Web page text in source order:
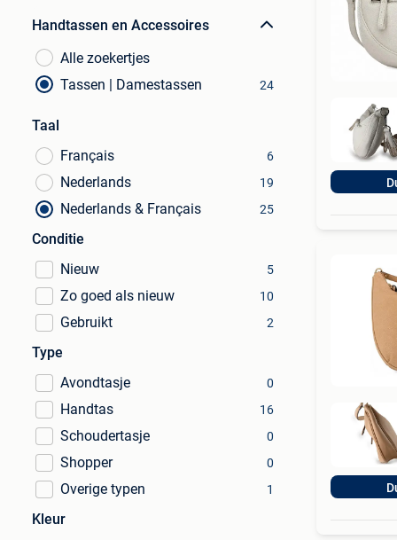
Handtassen en Accessoires
Alle zoekertjes
Tassen | Damestassen
24
Taal
Français
6
Nederlands 19
Nederlands & Français 25
Conditie
Nieuw
5
Zo goed als nieuw 10
Gebruikt 2
Type
Avondtasje
0
Handtas 16
Schoudertasje 0
Shopper 0
Overige typen 1
Kleur